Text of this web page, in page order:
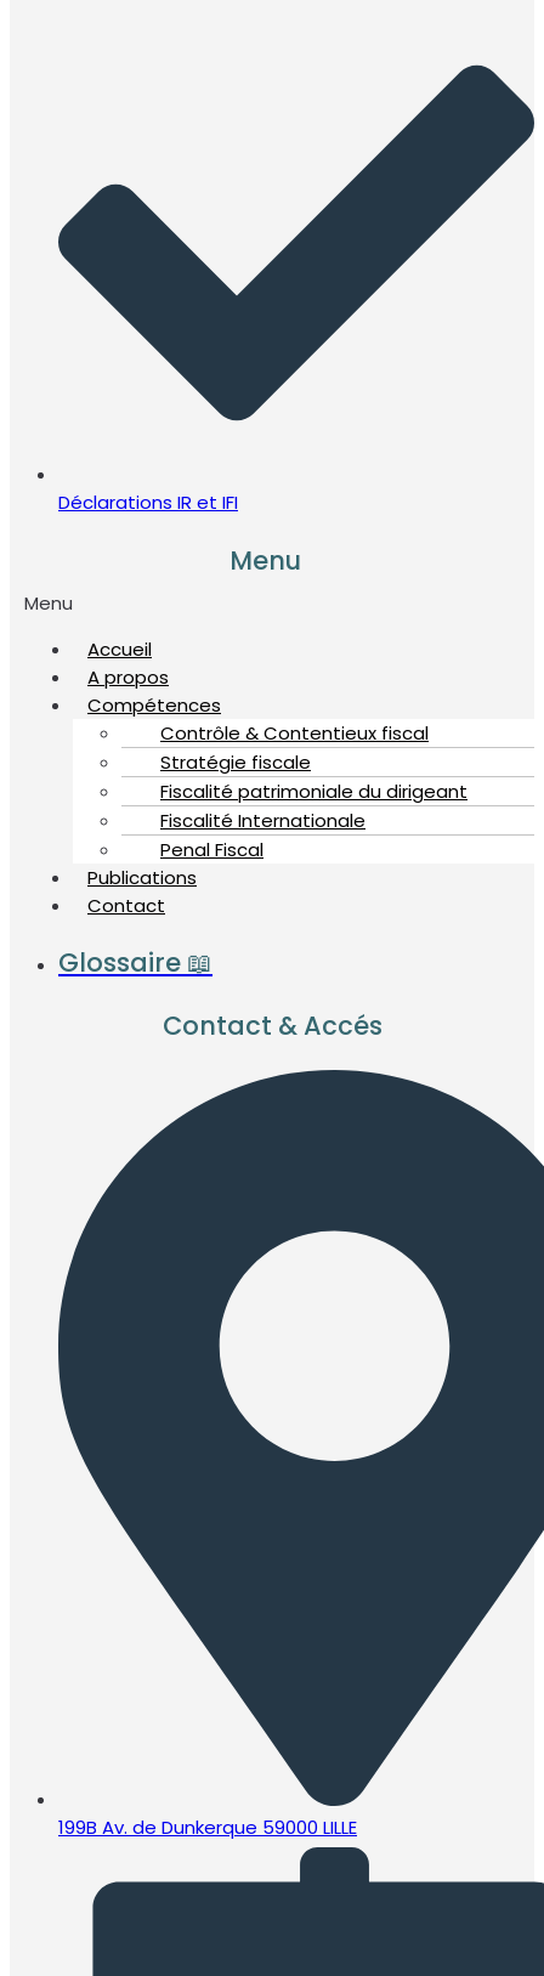
Déclarations IR et IFI
Menu
Menu
Accueil
A propos
Compétences
Contrôle & Contentieux fiscal
Stratégie fiscale
Fiscalité patrimoniale du dirigeant
Fiscalité Internationale
Penal Fiscal
Publications
Contact
Glossaire 📖
Contact & Accés
199B Av. de Dunkerque 59000 LILLE